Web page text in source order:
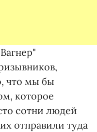
что мы бы
которое
сотни людей
отправили туда